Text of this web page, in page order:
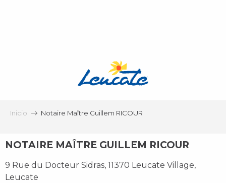
Inicio Notaire Maître Guillem RICOUR
NOTAIRE MAÎTRE GUILLEM RICOUR
9 Rue du Docteur Sidras, 11370 Leucate Village,
Leucate